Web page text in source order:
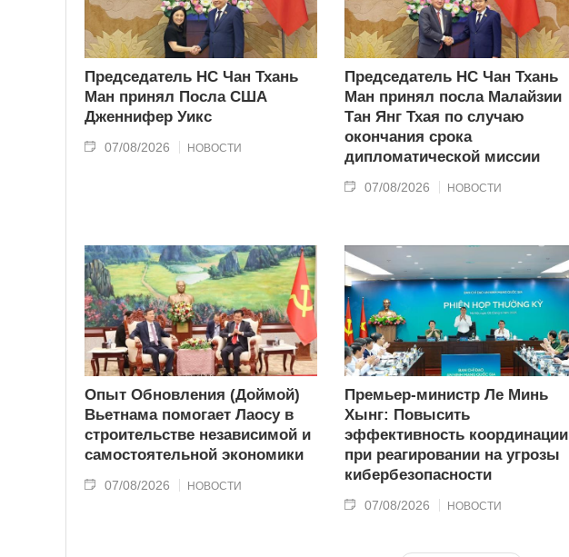
Председатель НС Чан Тхань
Ман принял Посла США
Дженнифер Уикс
07/08/2026 НОВОСТИ
Председатель НС Чан Тхань
Ман принял посла Малайзии
Тан Янг Тхая по случаю
окончания срока
дипломатической миссии
07/08/2026 НОВОСТИ
Опыт Обновления (Доймой)
Вьетнама помогает Лаосу в
строительстве независимой и
самостоятельной экономики
07/08/2026 НОВОСТИ
Премьер-министр Ле Минь
Хынг: Повысить
эффективность координации
при реагировании на угрозы
кибербезопасности
07/08/2026 НОВОСТИ